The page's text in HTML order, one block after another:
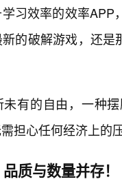
习效率的效率
的破解游戏，还
有的自由，一种
担心任何经济上的
质与数量并存！